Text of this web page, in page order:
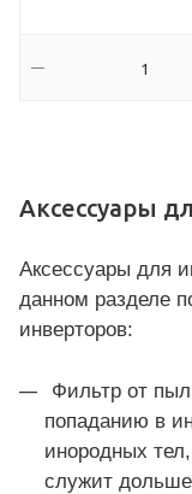
Аксессуары
Аксессуары для
данном разделе
инверторов:
Фильтр от
попаданию в
инородных
служит